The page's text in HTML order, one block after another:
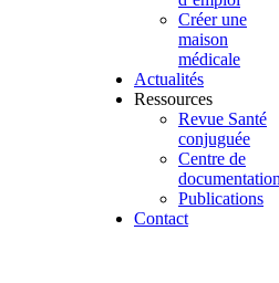
Créer une
maison
médicale
Actualités
Ressources
Revue Santé
conjuguée
Centre de
documentation
Publications
Contact